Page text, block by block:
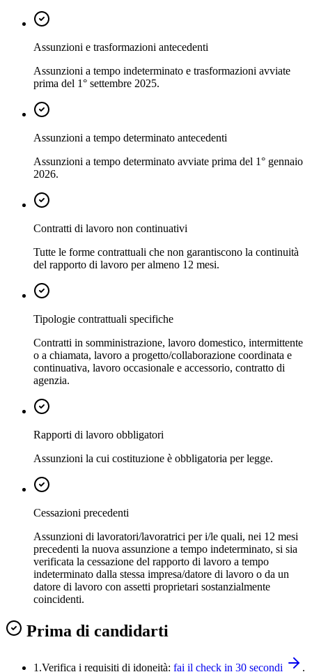
Assunzioni e trasformazioni antecedenti
Assunzioni a tempo indeterminato e trasformazioni avviate
prima del 1° settembre 2025.
Assunzioni a tempo determinato antecedenti
Assunzioni a tempo determinato avviate prima del 1° gennaio
2026.
Contratti di lavoro non continuativi
Tutte le forme contrattuali che non garantiscono la continuità
del rapporto di lavoro per almeno 12 mesi.
Tipologie contrattuali specifiche
Contratti in somministrazione, lavoro domestico, intermittente
o a chiamata, lavoro a progetto/collaborazione coordinata e
continuativa, lavoro occasionale e accessorio, contratto di
agenzia.
Rapporti di lavoro obbligatori
Assunzioni la cui costituzione è obbligatoria per legge.
Cessazioni precedenti
Assunzioni di lavoratori/lavoratrici per i/le quali, nei 12 mesi
precedenti la nuova assunzione a tempo indeterminato, si sia
verificata la cessazione del rapporto di lavoro a tempo
indeterminato dalla stessa impresa/datore di lavoro o da un
datore di lavoro con assetti proprietari sostanzialmente
coincidenti.
Prima di candidarti
1.Verifica i requisiti di idoneità: fai il check in 30 secondi .